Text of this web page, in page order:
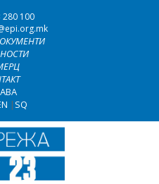
280 100
| SQ